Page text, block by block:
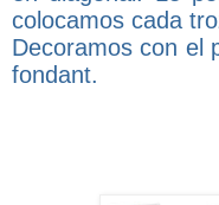
colocamos cada
Decoramos con el
fondant.